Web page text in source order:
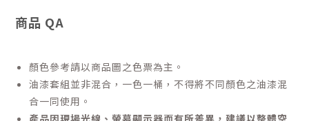
商品 QA
顏色參考請以商品圖之色票為主。
油漆套組並非混合，一色一桶，不得將不同顏色之油漆混
合一同使用。